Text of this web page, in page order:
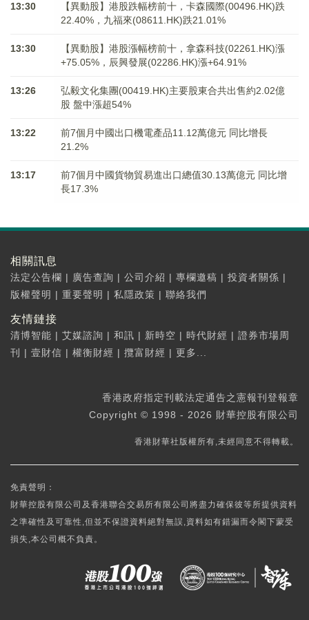
13:30
【異動股】港股跌幅榜前十，卡森國際(00496.HK)跌
22.40%，九福來(08611.HK)跌21.01%
13:30
【異動股】港股漲幅榜前十，拿森科技(02261.HK)漲
+75.05%，辰興發展(02286.HK)漲+64.91%
13:26
弘毅文化集團(00419.HK)主要股東合共出售約2.02億
股 盤中漲超54%
13:22
前7個月中國出口機電產品11.12萬億元 同比增長
21.2%
13:17
前7個月中國貨物貿易進出口總值30.13萬億元 同比增
長17.3%
相關訊息
法定公告欄 | 廣告查詢 | 公司介紹 | 專欄邀稿 | 投資者關係 |
版權聲明 | 重要聲明 | 私隱政策 | 聯絡我們
友情鏈接
清博智能 | 艾媒諮詢 | 和訊 | 新時空 | 時代財經 | 證券市場周
刊
| 壹財信 | 權衡財經 | 攬富財經 | 更多...
香港政府指定刊載法定通告之憲報刊登報章
Copyright © 1998 - 2026 財華控股有限公司
香港財華社版權所有,未經同意不得轉載。
免責聲明：
財華控股有限公司及香港聯合交易所有限公司將盡力確保彼等所提供資料
之準確性及可靠性,但並不保證資料絕對無誤,資料如有錯漏而令閣下蒙受
損失,本公司概不負責。